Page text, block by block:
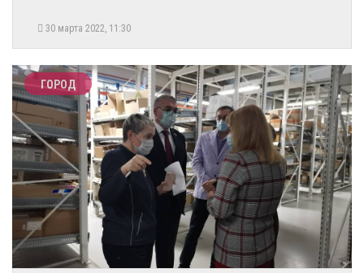
30 марта 2022, 11:30
ГОРОД